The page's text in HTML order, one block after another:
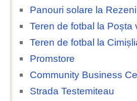
Panouri solare la Rezeni
Teren de fotbal la Poșta
Teren de fotbal la
Promstore
Community Business
Strada Testemiteau